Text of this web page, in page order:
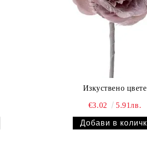
Изкуствено цвете
€3.02 5.91лв.